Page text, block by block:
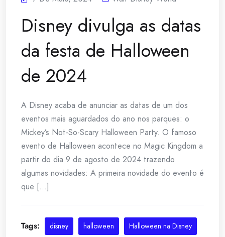
Disney divulga as datas
da festa de Halloween
de 2024
A Disney acaba de anunciar as datas de um dos
eventos mais aguardados do ano nos parques: o
Mickey’s Not-So-Scary Halloween Party. O famoso
evento de Halloween acontece no Magic Kingdom a
partir do dia 9 de agosto de 2024 trazendo
algumas novidades: A primeira novidade do evento é
que [...]
Tags: disney halloween Halloween na Disney